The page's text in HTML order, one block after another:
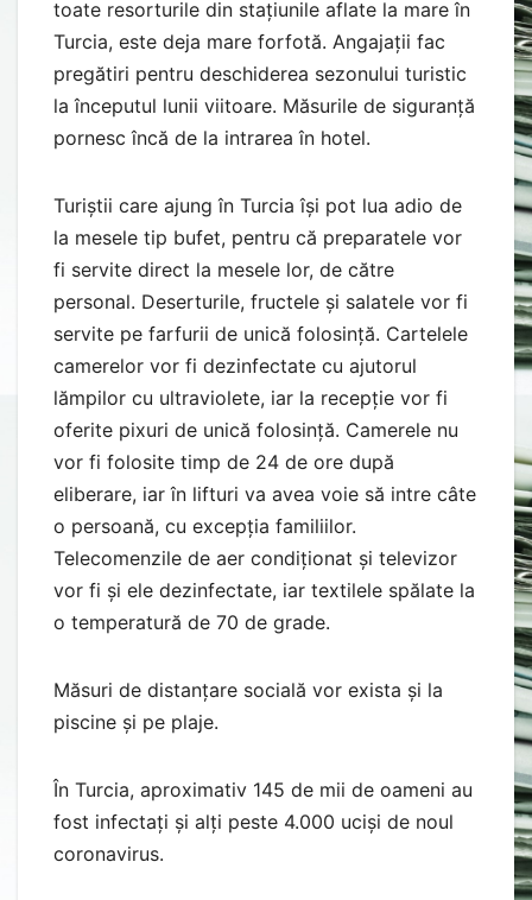
toate resorturile din stațiunile aflate la mare în
Turcia, este deja mare forfotă. Angajații fac
pregătiri pentru deschiderea sezonului turistic
la începutul lunii viitoare. Măsurile de siguranță
pornesc încă de la intrarea în hotel.
Turiștii care ajung în Turcia își pot lua adio de
la mesele tip bufet, pentru că preparatele vor
fi servite direct la mesele lor, de către
personal. Deserturile, fructele și salatele vor fi
servite pe farfurii de unică folosință. Cartelele
camerelor vor fi dezinfectate cu ajutorul
lămpilor cu ultraviolete, iar la recepție vor fi
oferite pixuri de unică folosință. Camerele nu
vor fi folosite timp de 24 de ore după
eliberare, iar în lifturi va avea voie să intre câte
o persoană, cu excepția familiilor.
Telecomenzile de aer condiționat și televizor
vor fi și ele dezinfectate, iar textilele spălate la
o temperatură de 70 de grade.
Măsuri de distanțare socială vor exista și la
piscine și pe plaje.
În Turcia, aproximativ 145 de mii de oameni au
fost infectați și alți peste 4.000 uciși de noul
coronavirus.